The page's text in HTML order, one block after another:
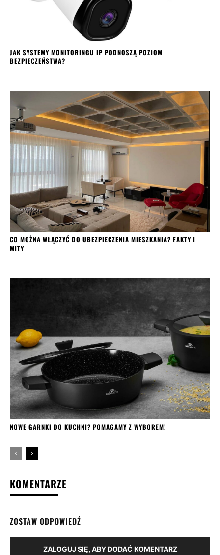
JAK SYSTEMY MONITORINGU IP PODNOSZĄ POZIOM
BEZPIECZEŃSTWA?
CO MOŻNA WŁĄCZYĆ DO UBEZPIECZENIA MIESZKANIA? FAKTY I
MITY
NOWE GARNKI DO KUCHNI? POMAGAMY Z WYBOREM!
KOMENTARZE
ZOSTAW ODPOWIEDŹ
ZALOGUJ SIĘ, ABY DODAĆ KOMENTARZ